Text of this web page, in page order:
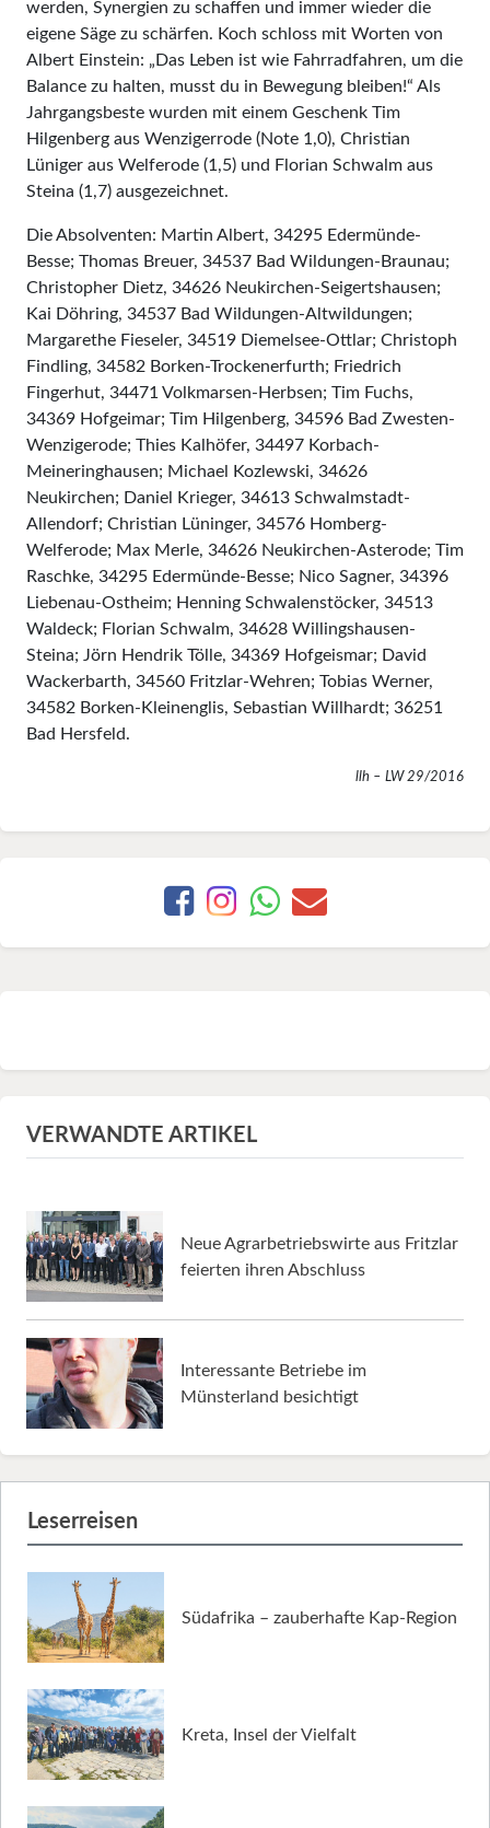
werden, Synergien zu schaffen und immer wieder die
eigene Säge zu schärfen. Koch schloss mit Worten von
Albert Einstein: „Das Leben ist wie Fahrradfahren, um die
Balance zu halten, musst du in Bewegung bleiben!“ Als
Jahrgangsbeste wurden mit einem Geschenk Tim
Hilgenberg aus Wenzigerrode (Note 1,0), Christian
Lüniger aus Welferode (1,5) und Florian Schwalm aus
Steina (1,7) ausgezeichnet.
Die Absolventen: Martin Albert, 34295 Edermünde-
Besse; Thomas Breuer, 34537 Bad Wildungen-Braunau;
Christopher Dietz, 34626 Neukirchen-Seigertshausen;
Kai Döhring, 34537 Bad Wildungen-Altwildungen;
Margarethe Fieseler, 34519 Diemelsee-Ottlar; Christoph
Findling, 34582 Borken-Trockenerfurth; Friedrich
Fingerhut, 34471 Volkmarsen-Herbsen; Tim Fuchs,
34369 Hofgeimar; Tim Hilgenberg, 34596 Bad Zwesten-
Wenzigerode; Thies Kalhöfer, 34497 Korbach-
Meineringhausen; Michael Kozlewski, 34626
Neukirchen; Daniel Krieger, 34613 Schwalmstadt-
Allendorf; Christian Lüninger, 34576 Homberg-
Welferode; Max Merle, 34626 Neukirchen-Asterode; Tim
Raschke, 34295 Edermünde-Besse; Nico Sagner, 34396
Liebenau-Ostheim; Henning Schwalenstöcker, 34513
Waldeck; Florian Schwalm, 34628 Willingshausen-
Steina; Jörn Hendrik Tölle, 34369 Hofgeismar; David
Wackerbarth, 34560 Fritzlar-Wehren; Tobias Werner,
34582 Borken-Kleinenglis, Sebastian Willhardt; 36251
Bad Hersfeld.
llh – LW 29/2016
VERWANDTE ARTIKEL
Neue Agrarbetriebswirte aus Fritzlar
feierten ihren Abschluss
Interessante Betriebe im
Münsterland besichtigt
Leserreisen
Südafrika – zauberhafte Kap-Region
Kreta, Insel der Vielfalt